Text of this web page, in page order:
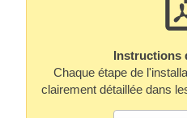
Instructions
Chaque étape de
clairement détaillée dans